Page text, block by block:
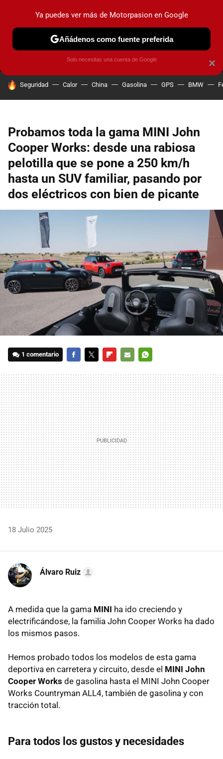
MENÚ NUEVO
COCHES ELÉCTRICOS OBSERVATORIO
HOY SE HABLA DE
Seguridad Calor China Gasolina GPS BMW
Probamos toda la gama MINI John
Cooper Works: desde una rabiosa
pelotilla que se pone a 250 km/h
hasta un SUV familiar, pasando por
dos eléctricos con bien de picante
1 comentario
MAIL
18 Julio 2025
Álvaro Ruiz
A medida que la gama MINI ha ido creciendo y
electrificándose, la familia John Cooper Works ha dado
los mismos pasos.
Hemos probado todos los modelos de esta gama
deportiva en carretera y circuito, desde el MINI John
Cooper Works de gasolina hasta el MINI John Cooper
Works Countryman ALL4, también de gasolina y con
tracción total.
Para todos los gustos y necesidades
×
Ya puedes ver más de Motorpasion en Google
Añádenos como fuente preferida
Solo necesitas una cuenta de Google